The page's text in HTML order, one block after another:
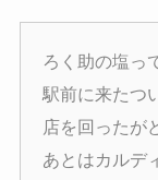
ろく助の塩っ
駅前に来たつ
店を回ったが
あとはカルデ